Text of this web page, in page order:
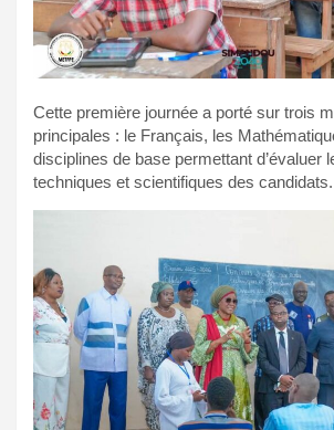
Cette première journée a porté sur trois
principales : le Français, les
disciplines de base permettant d’évaluer
techniques et scientifiques des candidats.